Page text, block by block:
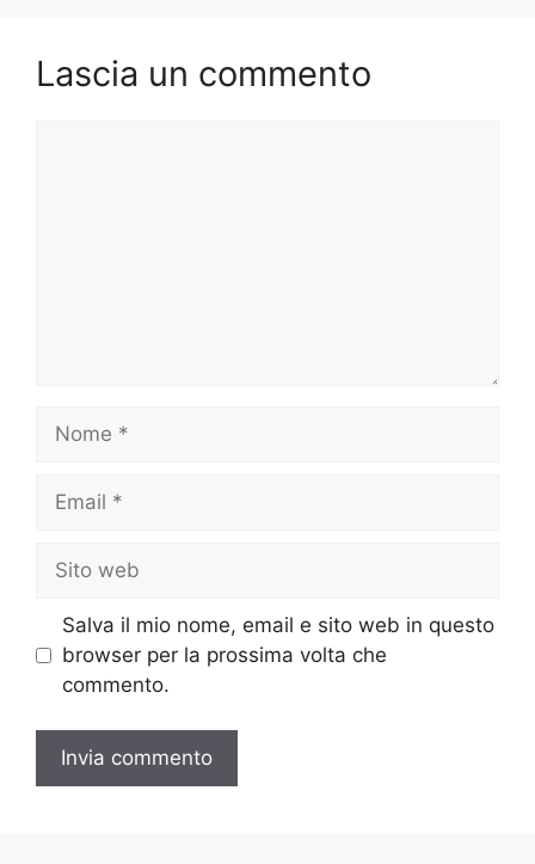
Lascia un commento
web
Salva il mio nome, email e sito web in questo
browser per la prossima volta che
commento.